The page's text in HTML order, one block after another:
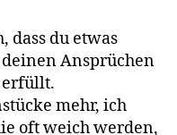
dass du etwas
Ansprüchen
erfüllt.
mehr, ich
oft weich werden,